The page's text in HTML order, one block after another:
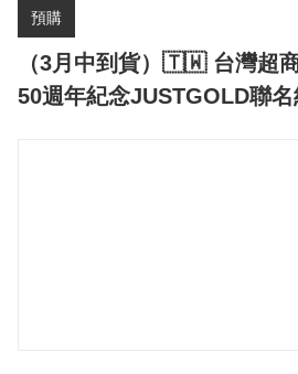
預購
（3月中到貨）🇹🇼 台灣超
50週年紀念JUSTGOLD聯名